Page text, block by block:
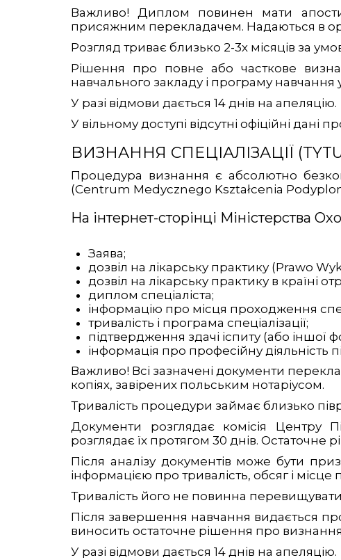
Важливо! Диплом повинен мати
присяжним перекладачем. Надаються в
Розгляд триває близько 2-3х місяців за
Рішення про повне або часткове
навчального закладу і програму навчання
У разі відмови дається 14 днів на апеляцію.
У вільному доступі відсутні офіційні дані
ВИЗНАННЯ СПЕЦІАЛІЗАЦІЇ
Процедура визнання є абсолютно
(Centrum Medycznego Kształcenia
На інтернет-сторінці Міністерства
Заява;
дозвіл на лікарську практику (Prawo
дозвіл на лікарську практику в країні
диплом спеціаліста;
інформацію про місця проходження
тривалість і програма спеціалізації;
підтвердження здачі іспиту (або іншої
інформація про професійну діяльність
Важливо! Всі зазначені документи
копіях, завірених польським нотаріусом.
Тривалість процедури займає близько
Документи розглядає комісія Центру
розглядає їх протягом 30 днів. Остаточне
Після аналізу документів може бути
інформацією про тривалість, обсяг і
Тривалість його не повинна перевищувати
Після завершення навчання видається
виносить остаточне рішення про
У разі відмови дається 14 днів на апеляцію.